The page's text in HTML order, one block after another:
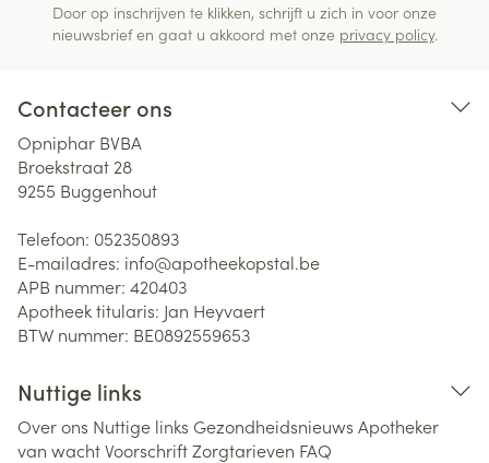
Door op inschrijven te klikken, schrijft u zich in voor onze
nieuwsbrief en gaat u akkoord met onze privacy policy.
Contacteer ons
Opniphar BVBA
Broekstraat 28
9255 Buggenhout
Telefoon: 052350893
E-mailadres: info@apotheekopstal.be
APB nummer: 420403
Apotheek titularis: Jan Heyvaert
BTW nummer: BE0892559653
Nuttige links
Over ons Nuttige links Gezondheidsnieuws Apotheker
van wachtVoorschriftZorgtarieven FAQ